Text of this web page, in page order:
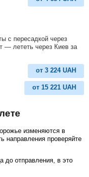
с пересадкой через
— лететь через Киев за
от 3 224 UAH
от 15 221 UAH
изменяются в
направления проверяйте
до отправления, в это